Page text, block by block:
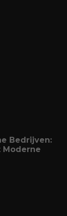
Bedrijven:
Moderne